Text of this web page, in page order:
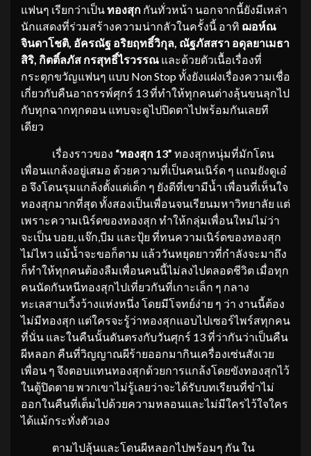
แฟนๆ เรียกว่าเป็นทองสุก กันทั่วหน้า นอกจากนี้ยังมีเหล่า
นักแสดงที่ร่วมสร้างความน่ากลัวในครั้งนี้ อาทิ ฌอห์ณ
จินดาโชติ, อัครณัฐ อริยฤทธิ์วิกุล, ณัฐภัสสรา อดุลยาเมธา
สิริ, กิตติ์ลภัส กรสุทธิ์ไรวรรณ และด้วยตัวเนื้อเรื่องที่
กระตุกขวัญแฟนๆ แบบ Non Stop ทั้งยังแฝงเรื่องความเชื่อ
เกี่ยวกับคืนอาถรรพ์ศุกร์ 13 ที่ทำให้ทุกคนต่างลุ้นขนลุกไป
กับทุกฉากทุกตอน แทบจะดูไปปิดตาไปพร้อมกันเลยที
เดียว
เรื่องราวของ “ทองสุก 13” ทองสุกหนุ่มที่มักโดน
เพื่อนแกล้งอยู่เสมอ ด้วยความที่เป็นคนเนิร์ด ๆ แถมยังดูเอ๋
อ จึงโดนรุมแกล้งตั้งแต่เด็ก ๆ ยังดีที่เขามีน้ำ เพื่อนที่เห็นใจ
ทองสุกมากที่สุด ทั้งสองเป็นเพื่อนจนเรียนมหาวิทยาลัย แต่
เพราะความเนิร์ดของทองสุก ทำให้กลุ่มเพื่อนใหม่ไม่ว่า
จะเป็น บอย, แจ๊ก,บีม และปุ้ย ที่ทนความเนิร์ดของทองสุก
ไม่ไหว แม้น้ำจะขอก็ตาม แล้ววันหยุดยาวที่กำลังจะมาถึง
ก็ทำให้ทุกคนต้องลืมเพื่อนคนนี้ไม่ลงไปตลอดชีวิต เมื่อทุก
คนนัดกันหนีทองสุกไปเที่ยวกันที่เกาะเล็ก ๆ กลาง
ทะเลสาบเวิ้งว้างแห่งหนึ่ง โดยมีโจทย์ง่าย ๆ ว่า งานนี้ต้อง
ไม่มีทองสุก แต่ใครจะรู้ว่าทองสุกแอบไปเซอร์ไพร์สทุกคน
ที่นั่น และในคืนนั้นดันตรงกับวันศุกร์ 13 ที่ว่ากันว่าเป็นคืน
ผีหลอก คืนที่วิญญาณผีร้ายออกมากินเครื่องเซ่นสังเวย
เพื่อน ๆ จึงตอบแทนทองสุกด้วยการแกล้งโดยขังทองสุกไว้
ในตู้ปิดตาย พวกเขาไม่รู้เลยว่าจะได้รับบทเรียนที่ขำไม่
ออกในคืนที่เต็มไปด้วยความหลอนและไม่มีใครไว้ใจใคร
ได้แม้กระทั่งตัวเอง
ตามไปลุ้นและโดนผีหลอกไปพร้อมๆ กัน ใน